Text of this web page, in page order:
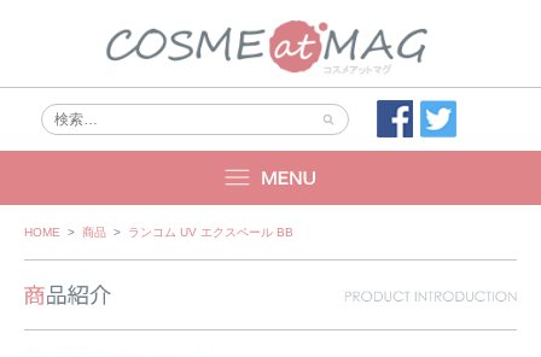
Skip
HOME > 商品 > ランコム UV エクスペール BB